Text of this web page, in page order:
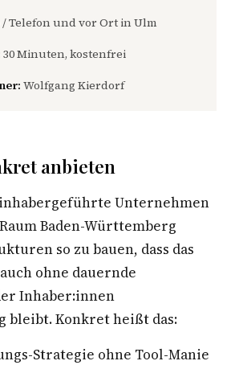
/ Telefon und vor Ort in Ulm
30 Minuten, kostenfrei
Wolfgang Kierdorf
anbieten
Unternehmen
Baden-Württemberg
so zu bauen, dass das
ohne dauernde
Inhaber:innen
bleibt. Konkret heißt das:
Strategie ohne Tool-Manie